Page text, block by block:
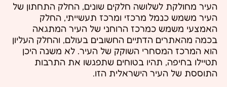
העיר מחולקת לשלושה חלקים שונים, החלק התחתון של
העיר משמש כנמל מרכזי ומרכז תעשייתי, החלק
האמצעי משמש כמרכז הרוחני של העיר המתגאה
בכמה מהאתרים הדתיים החשובים בעולם, והחלק העליון
הוא המרכז המסחרי השוקק של העיר. לא משנה היכן
תטיילו בחיפה, תהיו בטוחים שתפגשו את התרבות
התוססת של העיר הישראלית הזו.